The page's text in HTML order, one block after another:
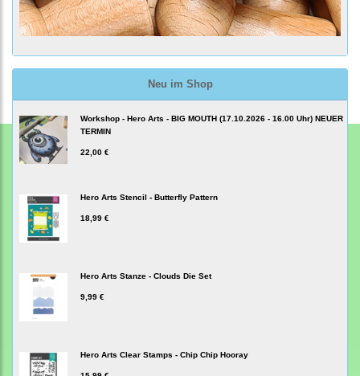
Neu im Shop
Workshop - Hero Arts - BIG MOUTH (17.10.2026 - 16.00 Uhr) NEUER
TERMIN
22,00 €
Hero Arts Stencil - Butterfly Pattern
18,99 €
Hero Arts Stanze - Clouds Die Set
9,99 €
Hero Arts Clear Stamps - Chip Chip Hooray